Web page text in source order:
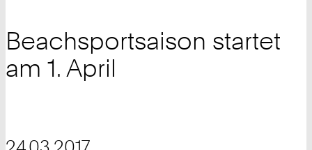
Beachsportsaison startet
am 1. April